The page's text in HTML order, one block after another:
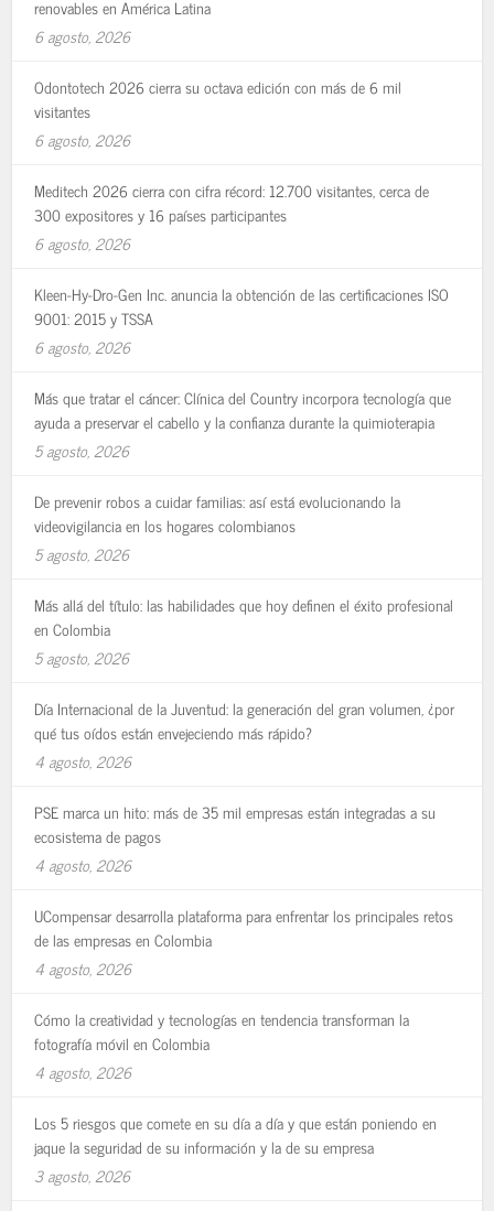
renovables en América Latina
6 agosto, 2026
Odontotech 2026 cierra su octava edición con más de 6 mil
visitantes
6 agosto, 2026
Meditech 2026 cierra con cifra récord: 12.700 visitantes, cerca de
300 expositores y 16 países participantes
6 agosto, 2026
Kleen-Hy-Dro-Gen Inc. anuncia la obtención de las certificaciones ISO
9001: 2015 y TSSA
6 agosto, 2026
Más que tratar el cáncer: Clínica del Country incorpora tecnología que
ayuda a preservar el cabello y la confianza durante la quimioterapia
5 agosto, 2026
De prevenir robos a cuidar familias: así está evolucionando la
videovigilancia en los hogares colombianos
5 agosto, 2026
Más allá del título: las habilidades que hoy definen el éxito profesional
en Colombia
5 agosto, 2026
Día Internacional de la Juventud: la generación del gran volumen, ¿por
qué tus oídos están envejeciendo más rápido?
4 agosto, 2026
PSE marca un hito: más de 35 mil empresas están integradas a su
ecosistema de pagos
4 agosto, 2026
UCompensar desarrolla plataforma para enfrentar los principales retos
de las empresas en Colombia
4 agosto, 2026
Cómo la creatividad y tecnologías en tendencia transforman la
fotografía móvil en Colombia
4 agosto, 2026
Los 5 riesgos que comete en su día a día y que están poniendo en
jaque la seguridad de su información y la de su empresa
3 agosto, 2026